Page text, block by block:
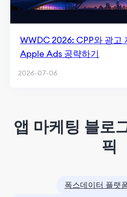
WWDC 2026: CPP와 광고
Apple Ads 공략하기
2026-07-06
앱 마케팅 블로
픽
폭스데이터 플랫